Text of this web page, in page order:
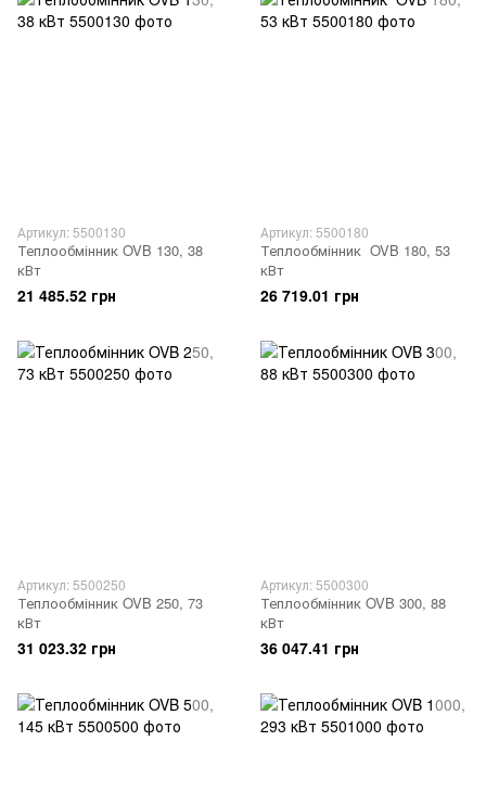
Артикул: 5500130
Теплообмінник OVB 130, 38
кВт
21 485.52 грн
Артикул: 5500180
Теплообмінник OVB 180, 53
кВт
26 719.01 грн
Артикул: 5500250
Теплообмінник OVB 250, 73
кВт
31 023.32 грн
Артикул: 5500300
Теплообмінник OVB 300, 88
кВт
36 047.41 грн